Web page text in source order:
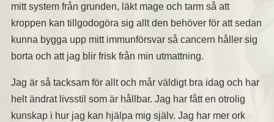
mitt system från grunden, läkt mage och tarm så att
kroppen kan tillgodogöra sig allt den behöver för att sedan
kunna bygga upp mitt immunförsvar så cancern håller sig
borta och att jag blir frisk från min utmattning.
Jag är så tacksam för allt och mår väldigt bra idag och har
helt ändrat livsstil som är hållbar. Jag har fått en otrolig
kunskap i hur jag kan hjälpa mig själv. Jag har mer ork